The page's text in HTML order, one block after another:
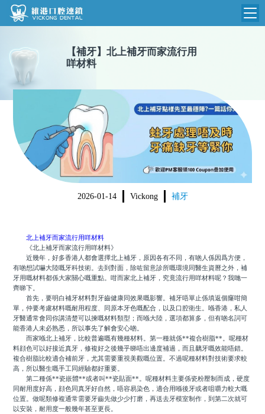
維港首頁
品牌介紹
環境設備
醫院新聞
收費標準
收費總表
植牙收費
根管收費
美學收費
醫生團隊
門診時間
【補牙】 北上補牙而家流行用
咩材料
2026-01-14 Vickong 補牙
北上補牙而家流行用咩材料
《北上補牙而家流行用咩材料》
近幾年，好多香港人都會選擇北上補牙，原因各有不同，有啲人係因爲方便，
有啲想試嚇大陸嘅牙科技術。去到對面，除咗留意診所嘅環境同醫生資曆之外，補
牙用嘅材料都係大家關心嘅重點。咁而家北上補牙，究竟流行用咩材料呢？我哋一
齊睇下。
首先，要明白補牙材料對牙齒健康同效果嘅影響。補牙唔單止係填返個窿咁簡
單，仲要考慮材料嘅耐用程度、同原本牙色嘅配合，以及口腔衛生。喺香港，私人
牙醫通常會同你講清楚可以揀嘅材料類型；而喺大陸，選項都算多，但有啲名詞可
能香港人未必熟悉，所以事先了解會安心啲。
而家喺北上補牙，比較普遍嘅有幾種材料。第一種就係**複合樹脂**。呢種材
料顔色可以好接近真牙，修複好之後幾乎睇唔出邊度補過，而且黐牙嘅效能唔錯。
複合樹脂比較適合補前牙，尤其需要重視美觀嘅位置。不過呢種材料對技術要求較
高，所以醫生嘅手工同經驗都好重要。
第二種係**瓷嵌體**或者叫**瓷貼面**。呢種材料主要係瓷粉壓制而成，硬度
同耐用度好高，顔色同真牙好自然，唔容易染色，適合用喺後牙或者咀嚼力較大嘅
位置。做呢類修複通常需要牙齒先做少少打磨，再送去牙模室制作，到第二次就可
以安裝，耐用度一般幾年甚至更長。